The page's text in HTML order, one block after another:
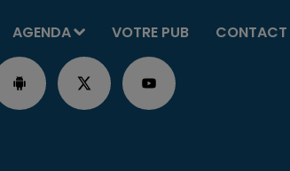
AGENDA VOTRE PUB CONTACT